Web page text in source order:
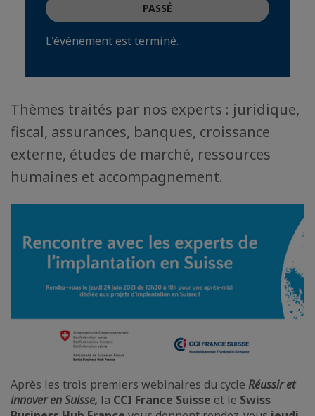
PASSÉ
L'événement est terminé.
Thèmes traités par nos experts : juridique,
fiscal, assurances, banques, croissance
externe, études de marché, ressources
humaines et accompagnement.
Après les trois premiers webinaires du cycle Réussir et
innover en Suisse, la CCI France Suisse et le Swiss